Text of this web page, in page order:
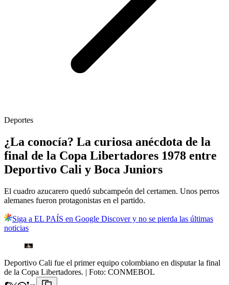
Deportes
¿La conocía? La curiosa anécdota de la
final de la Copa Libertadores 1978 entre
Deportivo Cali y Boca Juniors
El cuadro azucarero quedó subcampeón del certamen. Unos perros
alemanes fueron protagonistas en el partido.
Siga a EL PAÍS en Google Discover y no se pierda las últimas
noticias
Deportivo Cali fue el primer equipo colombiano en disputar la final
de la Copa Libertadores. | Foto: CONMEBOL